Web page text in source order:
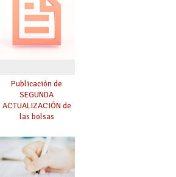
Publicación de
SEGUNDA
ACTUALIZACIÓN de
las bolsas
Cuerpo de Maestros
de especialidades
convocadas a
oposición